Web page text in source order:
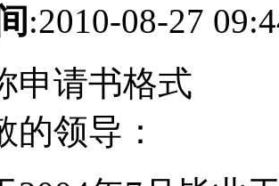
:2010-08-27
申请书格式
领导：